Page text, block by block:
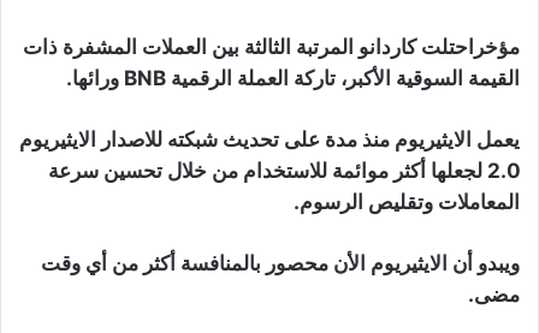
مؤخراحتلت كاردانو المرتبة الثالثة بين العملات المشفرة ذات
القيمة السوقية الأكبر، تاركة العملة الرقمية BNB ورائها.
يعمل الايثيريوم منذ مدة على تحديث شبكته للاصدار الايثيريوم
2.0 لجعلها أكثر موائمة للاستخدام من خلال تحسين سرعة
المعاملات وتقليص الرسوم.
ويبدو أن الايثيريوم الأن محصور بالمنافسة أكثر من أي وقت
مضى.